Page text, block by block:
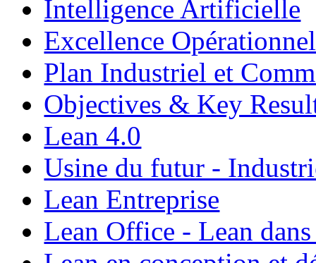
Intelligence Artificielle
Excellence
Plan Industriel et
Objectives & Key
Lean 4.0
Usine du futur -
Lean Entreprise
Lean Office - Lean